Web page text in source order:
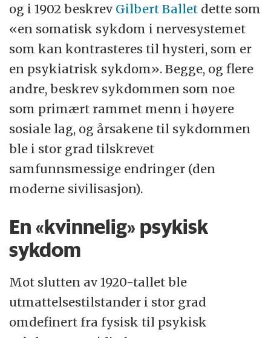
og i 1902 beskrev Gilbert Ballet dette som
«en somatisk sykdom i nervesystemet
som kan kontrasteres til hysteri, som er
en psykiatrisk sykdom». Begge, og flere
andre, beskrev sykdommen som noe
som primært rammet menn i høyere
sosiale lag, og årsakene til sykdommen
ble i stor grad tilskrevet
samfunnsmessige endringer (den
moderne sivilisasjon).
En «kvinnelig» psykisk
sykdom
Mot slutten av 1920-tallet ble
utmattelsestilstander i stor grad
omdefinert fra fysisk til psykisk